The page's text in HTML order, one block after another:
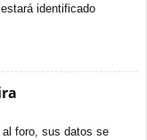
identificado
foro, sus datos se